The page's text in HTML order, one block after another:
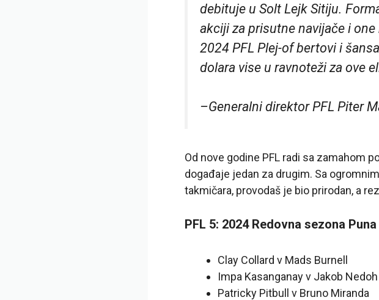
debituje u Solt Lejk Sitiju.
akciji za prisutne navijače i
2024 PFL Plej-of bertovi i
dolara vise u ravnoteži za ove
–Generalni direktor PFL Piter
Od nove godine PFL radi sa zamahom
događaje jedan za drugim. Sa
takmičara, provodaš je bio prirodan, a
PFL 5: 2024 Redovna sezona
Clay Collard v Mads Burnell
Impa Kasanganay v Jakob Nedoh
Patricky Pitbull v Bruno Miranda